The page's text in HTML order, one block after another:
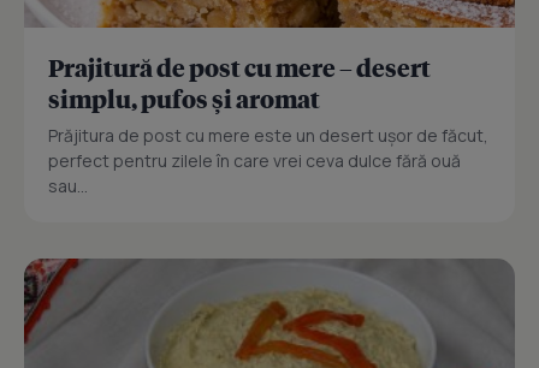
Prajitură de post cu mere – desert
simplu, pufos și aromat
Prăjitura de post cu mere este un desert ușor de făcut,
perfect pentru zilele în care vrei ceva dulce fără ouă
sau...